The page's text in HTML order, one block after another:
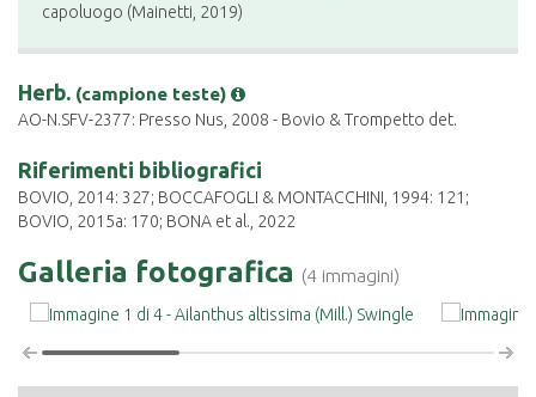
capoluogo (Mainetti, 2019)
Herb. (campione teste)
AO-N.SFV-2377: Presso Nus, 2008 - Bovio & Trompetto det.
Riferimenti bibliografici
BOVIO, 2014: 327; BOCCAFOGLI & MONTACCHINI, 1994: 121;
BOVIO, 2015a: 170; BONA et al., 2022
Galleria fotografica (4 immagini)